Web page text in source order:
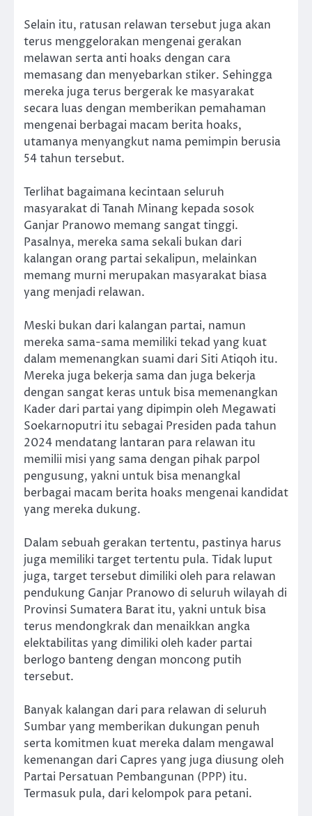
Selain itu, ratusan relawan tersebut juga akan
terus menggelorakan mengenai gerakan
melawan serta anti hoaks dengan cara
memasang dan menyebarkan stiker. Sehingga
mereka juga terus bergerak ke masyarakat
secara luas dengan memberikan pemahaman
mengenai berbagai macam berita hoaks,
utamanya menyangkut nama pemimpin berusia
54 tahun tersebut.
Terlihat bagaimana kecintaan seluruh
masyarakat di Tanah Minang kepada sosok
Ganjar Pranowo memang sangat tinggi.
Pasalnya, mereka sama sekali bukan dari
kalangan orang partai sekalipun, melainkan
memang murni merupakan masyarakat biasa
yang menjadi relawan.
Meski bukan dari kalangan partai, namun
mereka sama-sama memiliki tekad yang kuat
dalam memenangkan suami dari Siti Atiqoh itu.
Mereka juga bekerja sama dan juga bekerja
dengan sangat keras untuk bisa memenangkan
Kader dari partai yang dipimpin oleh Megawati
Soekarnoputri itu sebagai Presiden pada tahun
2024 mendatang lantaran para relawan itu
memilii misi yang sama dengan pihak parpol
pengusung, yakni untuk bisa menangkal
berbagai macam berita hoaks mengenai kandidat
yang mereka dukung.
Dalam sebuah gerakan tertentu, pastinya harus
juga memiliki target tertentu pula. Tidak luput
juga, target tersebut dimiliki oleh para relawan
pendukung Ganjar Pranowo di seluruh wilayah di
Provinsi Sumatera Barat itu, yakni untuk bisa
terus mendongkrak dan menaikkan angka
elektabilitas yang dimiliki oleh kader partai
berlogo banteng dengan moncong putih
tersebut.
Banyak kalangan dari para relawan di seluruh
Sumbar yang memberikan dukungan penuh
serta komitmen kuat mereka dalam mengawal
kemenangan dari Capres yang juga diusung oleh
Partai Persatuan Pembangunan (PPP) itu.
Termasuk pula, dari kelompok para petani.